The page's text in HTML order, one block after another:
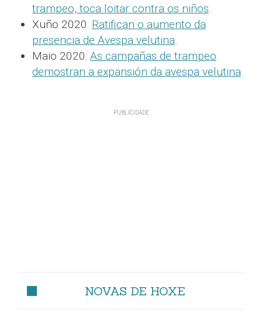
trampeo, toca loitar contra os niños
Xuño 2020: Ratifican o aumento da
presencia de Avespa velutina
Maio 2020: As campañas de trampeo
demostran a expansión da avespa velutina
NOVAS DE HOXE